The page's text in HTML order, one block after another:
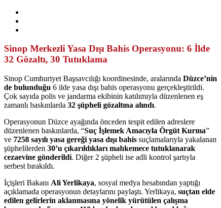
Sinop Merkezli Yasa Dışı Bahis Operasyonu: 6 İlde
32 Gözaltı, 30 Tutuklama
Sinop Cumhuriyet Başsavcılığı koordinesinde, aralarında Düzce’nin
de bulunduğu 6 ilde yasa dışı bahis operasyonu gerçekleştirildi.
Çok sayıda polis ve jandarma ekibinin katılımıyla düzenlenen eş
zamanlı baskınlarda 32 şüpheli gözaltına alındı.
Operasyonun Düzce ayağında önceden tespit edilen adreslere
düzenlenen baskınlarda, “Suç İşlemek Amacıyla Örgüt Kurma”
ve 7258 sayılı yasa gereği yasa dışı bahis suçlamalarıyla yakalanan
şüphelilerden 30’u çıkarıldıkları mahkemece tutuklanarak
cezaevine gönderildi. Diğer 2 şüpheli ise adli kontrol şartıyla
serbest bırakıldı.
İçişleri Bakanı Ali Yerlikaya, sosyal medya hesabından yaptığı
açıklamada operasyonun detaylarını paylaştı. Yerlikaya, suçtan elde
edilen gelirlerin aklanmasına yönelik yürütülen çalışma